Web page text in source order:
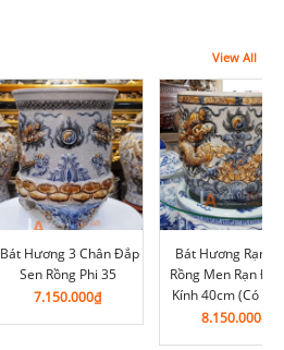
View All
Bát Hương 3 Chân Đắp
Sen Rồng Phi 35
7.150.000₫
Bát Hương Rạn
Rồng Men Rạn
Kính 40cm (Có
8.150.000₫